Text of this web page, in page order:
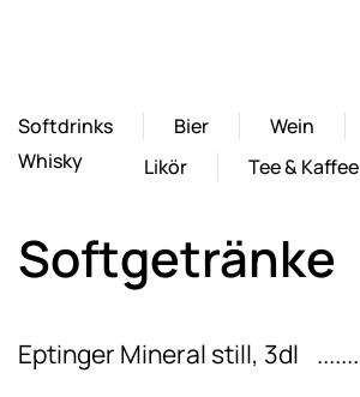
Softdrinks Bier Wein
Whisky
Likör Tee & Kaffee
Softgetränke
Eptinger Mineral still, 3dl